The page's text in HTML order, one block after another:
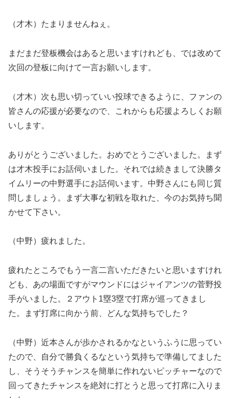
（才木）たまりませんねぇ。
まだまだ登板機会はあると思いますけれども、では改めて
次回の登板に向けて一言お願いします。
（才木）次も思い切っていい投球できるように、ファンの
皆さんの応援が必要なので、これからも応援よろしくお願
いします。
ありがとうございました。おめでとうございました。まず
は才木投手にお話伺いました。それでは続きまして決勝タ
イムリーの中野選手にお話伺います。中野さんにも同じ質
問しましょう。まず大事な初戦を取れた、今のお気持ち聞
かせて下さい。
（中野）疲れました。
疲れたところでもう一言二言いただきたいと思いますけれ
ども、あの場面ですがマウンドにはジャイアンツの菅野投
手がいました。２アウト1塁3塁で打席が巡ってきまし
た。まず打席に向かう前、どんな気持ちでした？
（中野）近本さんが歩かされるかなというふうに思ってい
たので、自分で勝負くるなという気持ちで準備してました
し、そうそうチャンスを簡単に作れないピッチャーなので
回ってきたチャンスを絶対に打とうと思って打席に入りま